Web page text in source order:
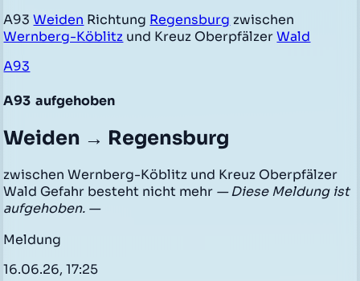
A93Weiden Richtung Regensburg zwischen
Wernberg-Köblitz und Kreuz OberpfälzerWald
A93
A93 aufgehoben
Weiden → Regensburg
zwischen Wernberg-Köblitz und Kreuz Oberpfälzer
Wald Gefahr besteht nicht mehr — Diese Meldung ist
aufgehoben. —
Meldung
16.06.26, 17:25